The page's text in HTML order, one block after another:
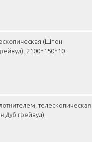
(Шпон
2100*150*10
телескопическая
Дуб грейвуд),